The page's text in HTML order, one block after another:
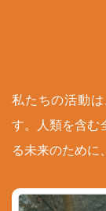
私たちの活動
す。人類を含む
る未来のために